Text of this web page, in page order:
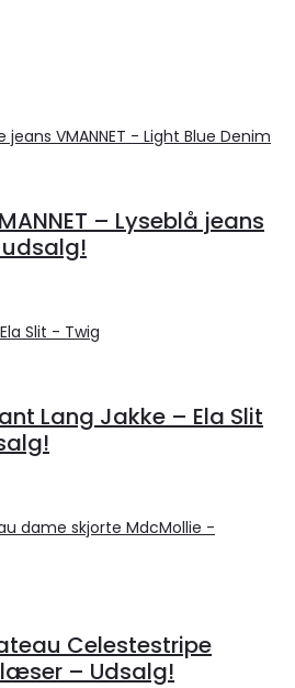
– Lyseblå jeans
Lang Jakke – Ela Slit
Celestestripe
– Udsalg!